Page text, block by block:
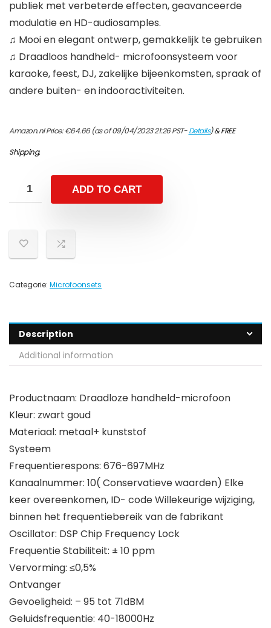
publiek met verbeterde effecten, geavanceerde
modulatie en HD-audiosamples.
♫ Mooi en elegant ontwerp, gemakkelijk te gebruiken
♫ Draadloos handheld- microfoonsysteem voor
karaoke, feest, DJ, zakelijke bijeenkomsten, spraak of
andere buiten- en indooractiviteiten.
Amazon.nl Price:€64.66(as of 09/04/2023 21:26 PST-Details)&FREE
Shipping.
ADD TO CART
Categorie: Microfoonsets
Description
Additional information
Productnaam: Draadloze handheld-microfoon
Kleur: zwart goud
Materiaal: metaal+ kunststof
Systeem
Frequentierespons: 676-697MHz
Kanaalnummer: 10( Conservatieve waarden) Elke
keer overeenkomen, ID- code Willekeurige wijziging,
binnen het frequentiebereik van de fabrikant
Oscillator: DSP Chip Frequency Lock
Frequentie Stabiliteit: ± 10 ppm
Vervorming: ≤0,5%
Ontvanger
Gevoeligheid: – 95 tot 71dBM
Geluidsfrequentie: 40-18000Hz